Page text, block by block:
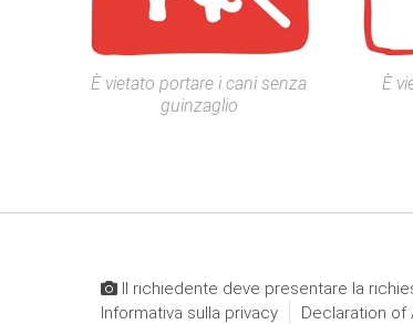
È vietato portare i cani senza
guinzaglio
È
Il richiedente deve presentare la
Informativa sulla privacy
Declaration of